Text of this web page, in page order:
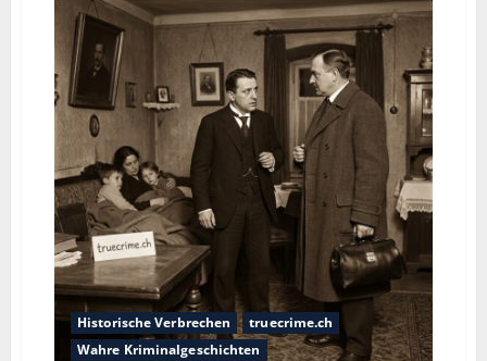
Historische Verbrechen
truecrime.ch
Wahre Kriminalgeschichten